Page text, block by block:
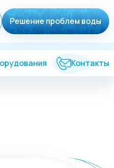
Решение проблем воды
Контакты